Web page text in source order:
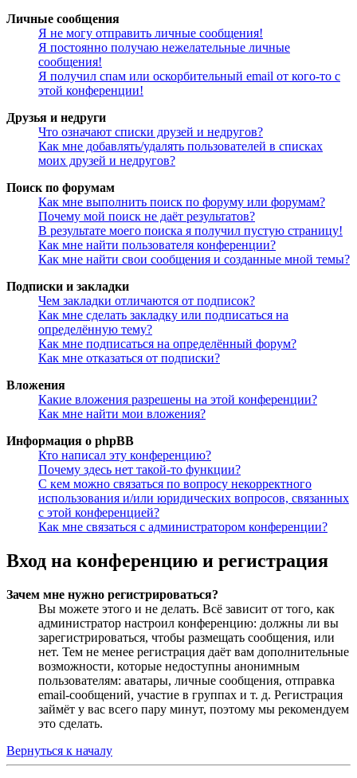
Личные сообщения
Я не могу отправить личные сообщения!
Я постоянно получаю нежелательные личные
сообщения!
Я получил спам или оскорбительный email от кого-то с
этой конференции!
Друзья и недруги
Что означают списки друзей и недругов?
Как мне добавлять/удалять пользователей в списках
моих друзей и недругов?
Поиск по форумам
Как мне выполнить поиск по форуму или форумам?
Почему мой поиск не даёт результатов?
В результате моего поиска я получил пустую страницу!
Как мне найти пользователя конференции?
Как мне найти свои сообщения и созданные мной темы?
Подписки и закладки
Чем закладки отличаются от подписок?
Как мне сделать закладку или подписаться на
определённую тему?
Как мне подписаться на определённый форум?
Как мне отказаться от подписки?
Вложения
Какие вложения разрешены на этой конференции?
Как мне найти мои вложения?
Информация о phpBB
Кто написал эту конференцию?
Почему здесь нет такой-то функции?
С кем можно связаться по вопросу некорректного
использования и/или юридических вопросов, связанных
с этой конференцией?
Как мне связаться с администратором конференции?
Вход на конференцию и регистрация
Зачем мне нужно регистрироваться?
Вы можете этого и не делать. Всё зависит от того, как
администратор настроил конференцию: должны ли вы
зарегистрироваться, чтобы размещать сообщения, или
нет. Тем не менее регистрация даёт вам дополнительные
возможности, которые недоступны анонимным
пользователям: аватары, личные сообщения, отправка
email-сообщений, участие в группах и т. д. Регистрация
займёт у вас всего пару минут, поэтому мы рекомендуем
это сделать.
Вернуться к началу